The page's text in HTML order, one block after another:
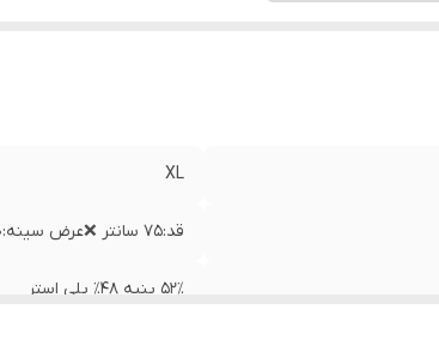
XL
قد:۷۵ سانتر ❌عرض سینه:۶۰ سانتر ❌شانه:۵۰ سانتر
۵۲٪ پنبه ۴۸٪ پلی استر